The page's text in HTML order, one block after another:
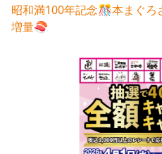
昭和満100年記念🎊本まぐろ
増量🍣